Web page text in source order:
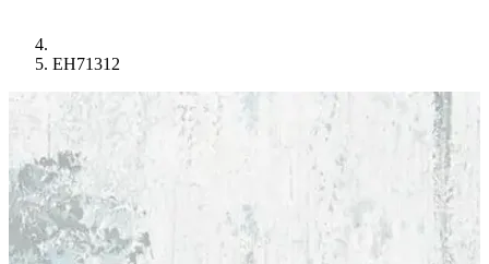
EH71312